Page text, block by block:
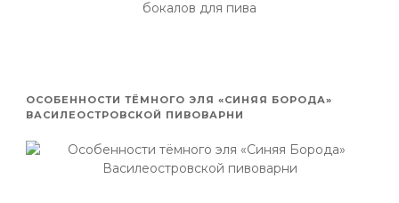
ОСОБЕННОСТИ ТЁМНОГО ЭЛЯ «СИНЯЯ БОРОДА»
ВАСИЛЕОСТРОВСКОЙ ПИВОВАРНИ